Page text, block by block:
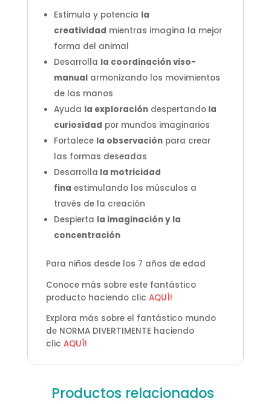
Estimula y potencia la
creatividad mientras imagina la mejor
forma del animal
Desarrolla la coordinación viso-
manual armonizando los movimientos
de las manos
Ayuda la exploración despertando la
curiosidad por mundos imaginarios
Fortalece la observación para crear
las formas deseadas
Desarrolla la motricidad
fina estimulando los músculos a
través de la creación
Despierta la imaginación y la
concentración
Para niños desde los 7 años de edad
Conoce más sobre este fantástico
producto haciendo clic AQUÍ!
Explora más sobre el fantástico mundo
de NORMA DIVERTIMENTE haciendo
clic AQUÍ!
Productos relacionados